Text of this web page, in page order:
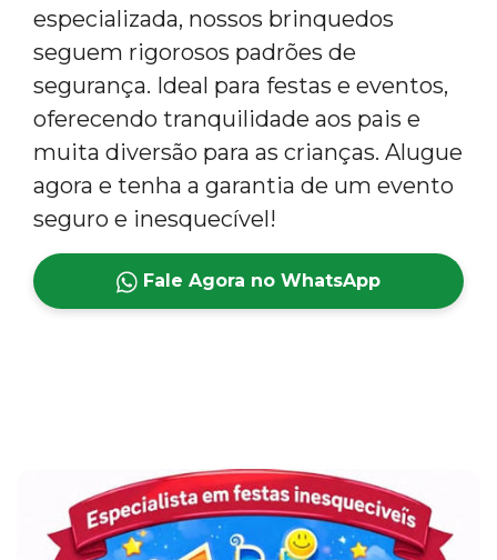
especializada, nossos brinquedos
seguem rigorosos padrões de
segurança. Ideal para festas e eventos,
oferecendo tranquilidade aos pais e
muita diversão para as crianças. Alugue
agora e tenha a garantia de um evento
seguro e inesquecível!
Fale Agora no WhatsApp